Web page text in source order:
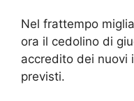
Nel frattempo
ora il cedolino di
accredito dei nuovi
previsti.